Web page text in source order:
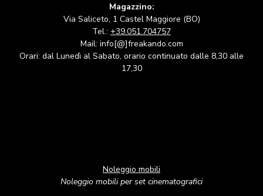
Magazzino:
Via Saliceto, 1 Castel Maggiore (BO)
Tel.: +39.051.704757
Mail: info[@]freakando.com
Orari: dal Lunedì al Sabato, orario continuato dalle 8,30 alle
17,30
Noleggio mobili
Noleggio mobili per set cinematografici